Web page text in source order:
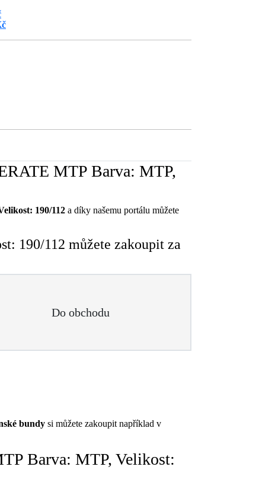
MTP Barva: MTP,
190/112 a díky našemu portálu můžete
190/112 můžete zakoupit za
Do obchodu
bundy si můžete zakoupit například v
Barva: MTP, Velikost: